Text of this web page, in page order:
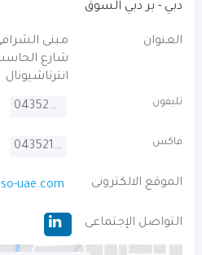
دبي - بر دبي السوق
العنوان
مبنى
شارع
انترناشيونال
تليفون 043526926
فاكس 043521672
الموقع الالكترونى uae.com
التواصل الإجتماعى